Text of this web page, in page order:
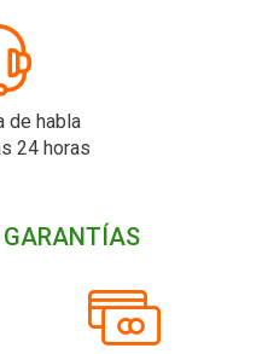
de habla
24 horas